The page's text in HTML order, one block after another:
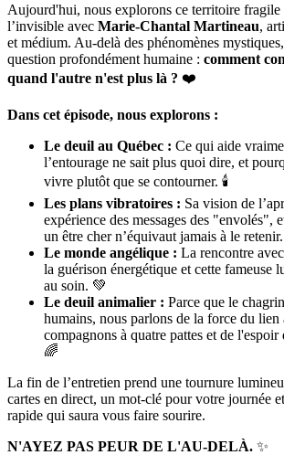
Aujourd'hui, nous explorons ce territoire fragile
l’invisible avec Marie‑Chantal Martineau,
et médium. Au-delà des phénomènes
question profondément humaine : comment
quand l'autre n'est plus là ? ❤️
Dans cet épisode, nous explorons :
Le deuil au Québec : Ce qui aide
l’entourage ne sait plus quoi dire, et
vivre plutôt que se contourner. 🕯️
Les plans vibratoires : Sa vision de
expérience des messages des "envolés",
un être cher n’équivaut jamais à le retenir.
Le monde angélique : La rencontre
la guérison énergétique et cette fameuse
au soin. 💚
Le deuil animalier : Parce que le
humains, nous parlons de la force du lien
compagnons à quatre pattes et de
🌈
La fin de l’entretien prend une tournure
cartes en direct, un mot‑clé pour votre journée
rapide qui saura vous faire sourire.
N'AYEZ PAS PEUR DE L'AU-DELÀ. ✨